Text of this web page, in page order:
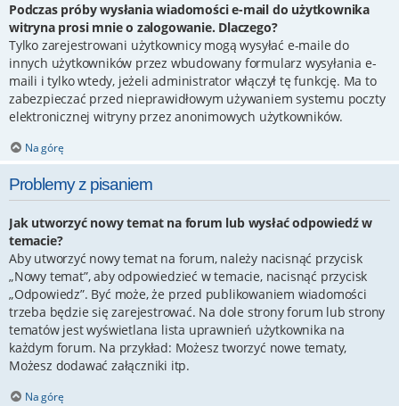
Podczas próby wysłania wiadomości e-mail do użytkownika
witryna prosi mnie o zalogowanie. Dlaczego?
Tylko zarejestrowani użytkownicy mogą wysyłać e-maile do
innych użytkowników przez wbudowany formularz wysyłania e-
maili i tylko wtedy, jeżeli administrator włączył tę funkcję. Ma to
zabezpieczać przed nieprawidłowym używaniem systemu poczty
elektronicznej witryny przez anonimowych użytkowników.
Na górę
Problemy z pisaniem
Jak utworzyć nowy temat na forum lub wysłać odpowiedź w
temacie?
Aby utworzyć nowy temat na forum, należy nacisnąć przycisk
„Nowy temat”, aby odpowiedzieć w temacie, nacisnąć przycisk
„Odpowiedz”. Być może, że przed publikowaniem wiadomości
trzeba będzie się zarejestrować. Na dole strony forum lub strony
tematów jest wyświetlana lista uprawnień użytkownika na
każdym forum. Na przykład: Możesz tworzyć nowe tematy,
Możesz dodawać załączniki itp.
Na górę